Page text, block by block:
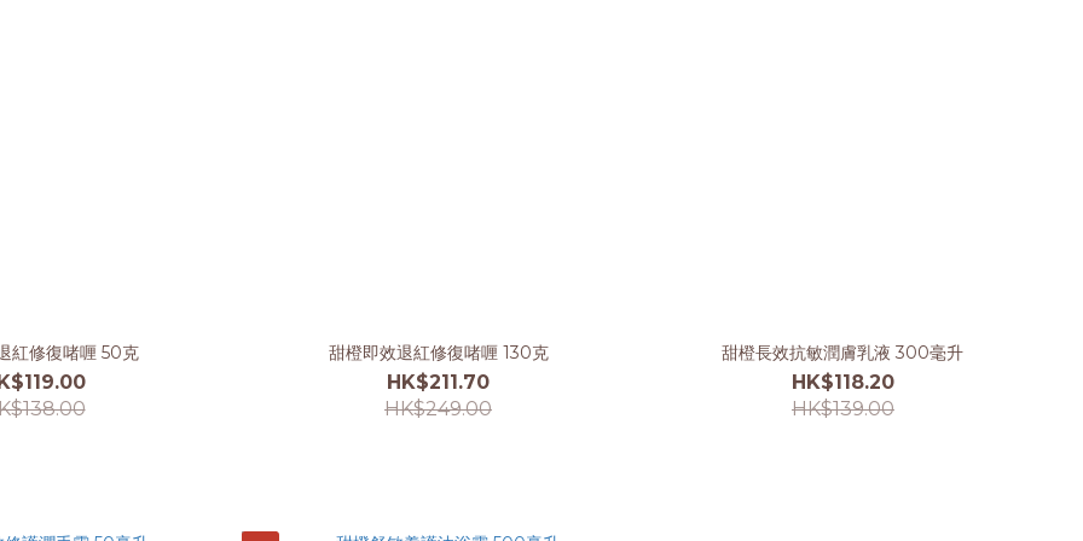
紅修復啫喱 50克 甜橙即效退紅修復啫喱 130克
HK$211.70
HK$249.00
甜橙長效抗敏潤膚乳液 300毫升
HK$118.20
HK$139.00